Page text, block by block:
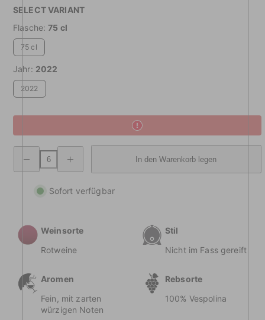
SELECT VARIANT
Flasche: 75 cl
75 cl
Jahr: 2022
2022
Verringerung
der
Menge
Colline
Novaresi
Menge
Vespolina
Novaresi
DOC
In den Warenkorb legen
Sofort verfügbar
Weinsorte
Rotweine
Stil
Nicht im Fass gereift
Aromen
Fein, mit zarten
würzigen Noten
Rebsorte
100% Vespolina